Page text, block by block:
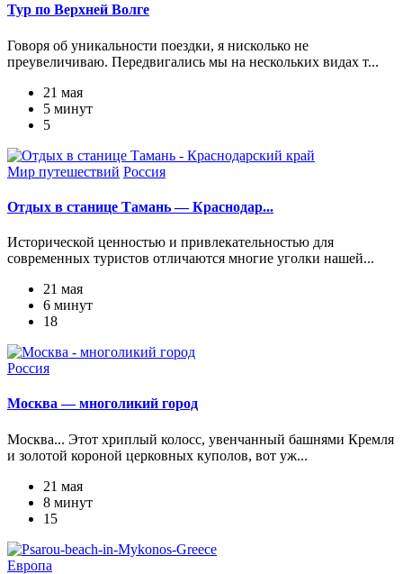
Тур по Верхней Волге
Говоря об уникальности поездки, я нисколько не
преувеличиваю. Передвигались мы на нескольких видах т...
21 мая
5 минут
5
Мир путешествий Россия
Отдых в станице Тамань — Краснодар...
Исторической ценностью и привлекательностью для
современных туристов отличаются многие уголки нашей...
21 мая
6 минут
18
Россия
Москва — многоликий город
Москва... Этот хриплый колосс, увенчанный башнями Кремля
и золотой короной церковных куполов, вот уж...
21 мая
8 минут
15
Европа